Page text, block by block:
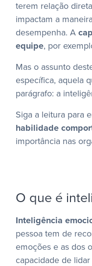
terem relação
impactam a
desempenha. A
equipe, por
Mas o assunto
específica, aquela
parágrafo: a
Siga a leitura para
habilidade
importância nas
O que é
Inteligência
pessoa tem de
emoções e as dos
capacidade de